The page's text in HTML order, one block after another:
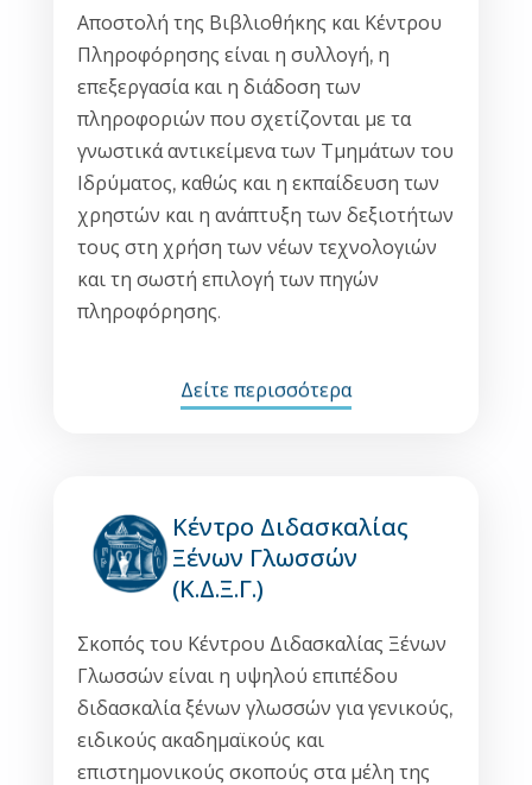
Αποστολή της Βιβλιοθήκης και Κέντρου
Πληροφόρησης είναι η συλλογή, η
επεξεργασία και η διάδοση των
πληροφοριών που σχετίζονται με τα
γνωστικά αντικείμενα των Τμημάτων του
Ιδρύματος, καθώς και η εκπαίδευση των
χρηστών και η ανάπτυξη των δεξιοτήτων
τους στη χρήση των νέων τεχνολογιών
και τη σωστή επιλογή των πηγών
πληροφόρησης.
Δείτε περισσότερα
Κέντρο Διδασκαλίας
Ξένων Γλωσσών
(Κ.Δ.Ξ.Γ.)
Σκοπός του Κέντρου Διδασκαλίας Ξένων
Γλωσσών είναι η υψηλού επιπέδου
διδασκαλία ξένων γλωσσών για γενικούς,
ειδικούς ακαδημαϊκούς και
επιστημονικούς σκοπούς στα μέλη της